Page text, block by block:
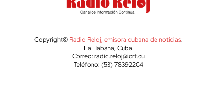
Copyright© Radio Reloj, emisora cubana de noticias.
La Habana, Cuba.
Correo: radio.reloj@icrt.cu
Teléfono: (53) 78392204